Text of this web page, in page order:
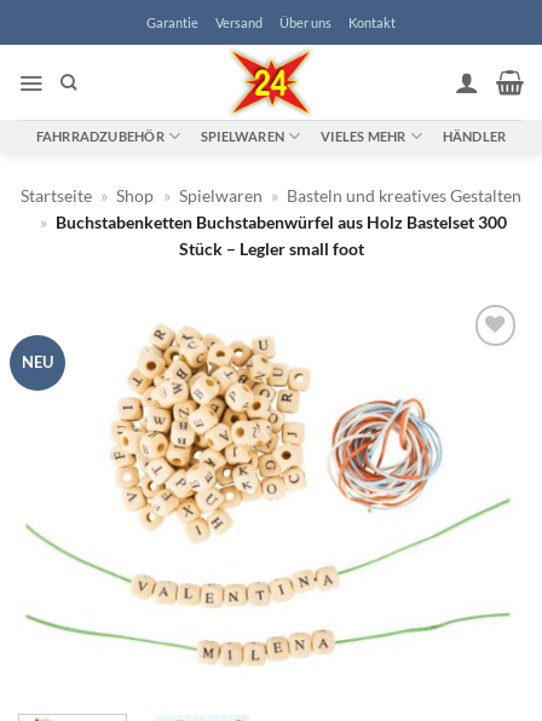
Garantie Versand Über uns Kontakt
FAHRRADZUBEHÖR SPIELWAREN VIELES MEHR HÄNDLER
Startseite » Shop » Spielwaren » Basteln und kreatives Gestalten
» Buchstabenketten Buchstabenwürfel aus Holz Bastelset 300
Stück – Legler small foot
NEU